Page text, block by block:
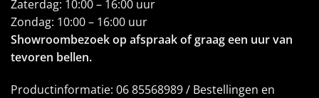
Zaterdag: 10:00 – 16:00 uur
Zondag: 10:00 – 16:00 uur
Showroombezoek op afspraak of graag een uur van
tevoren bellen.
Productinformatie: 06 85568989 / Bestellingen en